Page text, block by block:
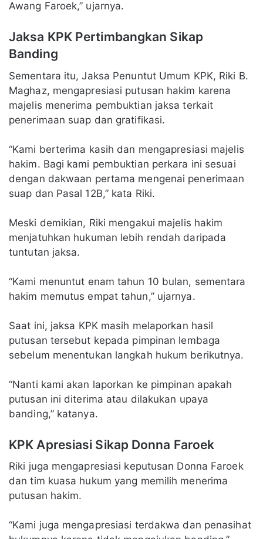
Awang Faroek,” ujarnya.
Jaksa KPK Pertimbangkan Sikap
Banding
Sementara itu, Jaksa Penuntut Umum KPK, Riki B.
Maghaz, mengapresiasi putusan hakim karena
majelis menerima pembuktian jaksa terkait
penerimaan suap dan gratifikasi.
“Kami berterima kasih dan mengapresiasi majelis
hakim. Bagi kami pembuktian perkara ini sesuai
dengan dakwaan pertama mengenai penerimaan
suap dan Pasal 12B,” kata Riki.
Meski demikian, Riki mengakui majelis hakim
menjatuhkan hukuman lebih rendah daripada
tuntutan jaksa.
“Kami menuntut enam tahun 10 bulan, sementara
hakim memutus empat tahun,” ujarnya.
Saat ini, jaksa KPK masih melaporkan hasil
putusan tersebut kepada pimpinan lembaga
sebelum menentukan langkah hukum berikutnya.
“Nanti kami akan laporkan ke pimpinan apakah
putusan ini diterima atau dilakukan upaya
banding,” katanya.
KPK Apresiasi Sikap Donna Faroek
Riki juga mengapresiasi keputusan Donna Faroek
dan tim kuasa hukum yang memilih menerima
putusan hakim.
“Kami juga mengapresiasi terdakwa dan penasihat